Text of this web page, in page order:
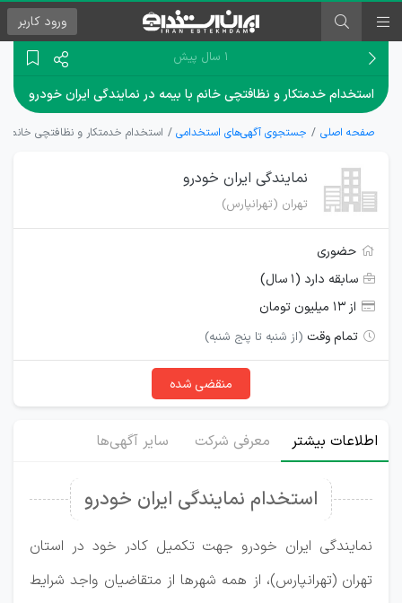
ورود کاربر
۱ سال پیش
استخدام خدمتکار و نظافتچی خانم با بیمه در نمایندگی ایران خودرو
صفحه اصلی جستجوی آگهی‌های استخدامی استخدام خدمتکار و نظافتچی خانم با
نمایندگی ایران خودرو
تهران (تهرانپارس)
حضوری
سابقه دارد (۱ سال)
از ۱۳ میلیون تومان
تمام وقت (از شنبه تا پنج شنبه)
منقضی شده
اطلاعات بیشتر معرفی شرکت سایر آگهی‌ها
استخدام نمایندگی ایران خودرو
نمایندگی ایران خودرو جهت تکمیل کادر خود در استان
تهران (تهرانپارس)، از همه شهرها از متقاضیان واجد شرایط